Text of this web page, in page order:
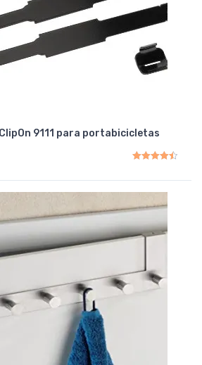
9111 para portabicicletas